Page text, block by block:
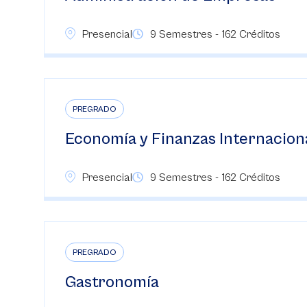
Presencial 9 Semestres - 162 Créditos
PREGRADO
Economía y Finanzas
Presencial 9 Semestres - 162 Créditos
PREGRADO
Gastronomía